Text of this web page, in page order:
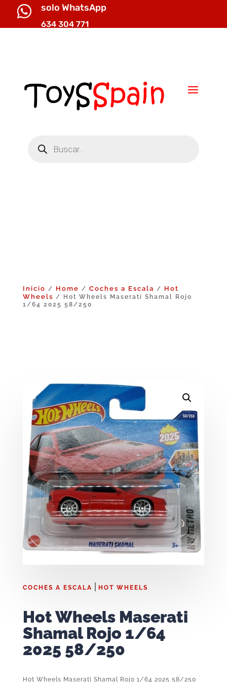
 solo WhatsApp
634 304 771
productos
Inicio / Home / Coches a Escala / Hot
Wheels / Hot Wheels Maserati Shamal Rojo
1/64 2025 58/250
COCHES A ESCALA HOT WHEELS
Hot Wheels Maserati
Shamal Rojo 1/64
2025 58/250
Hot Wheels Maserati Shamal Rojo 1/64 2025 58/250